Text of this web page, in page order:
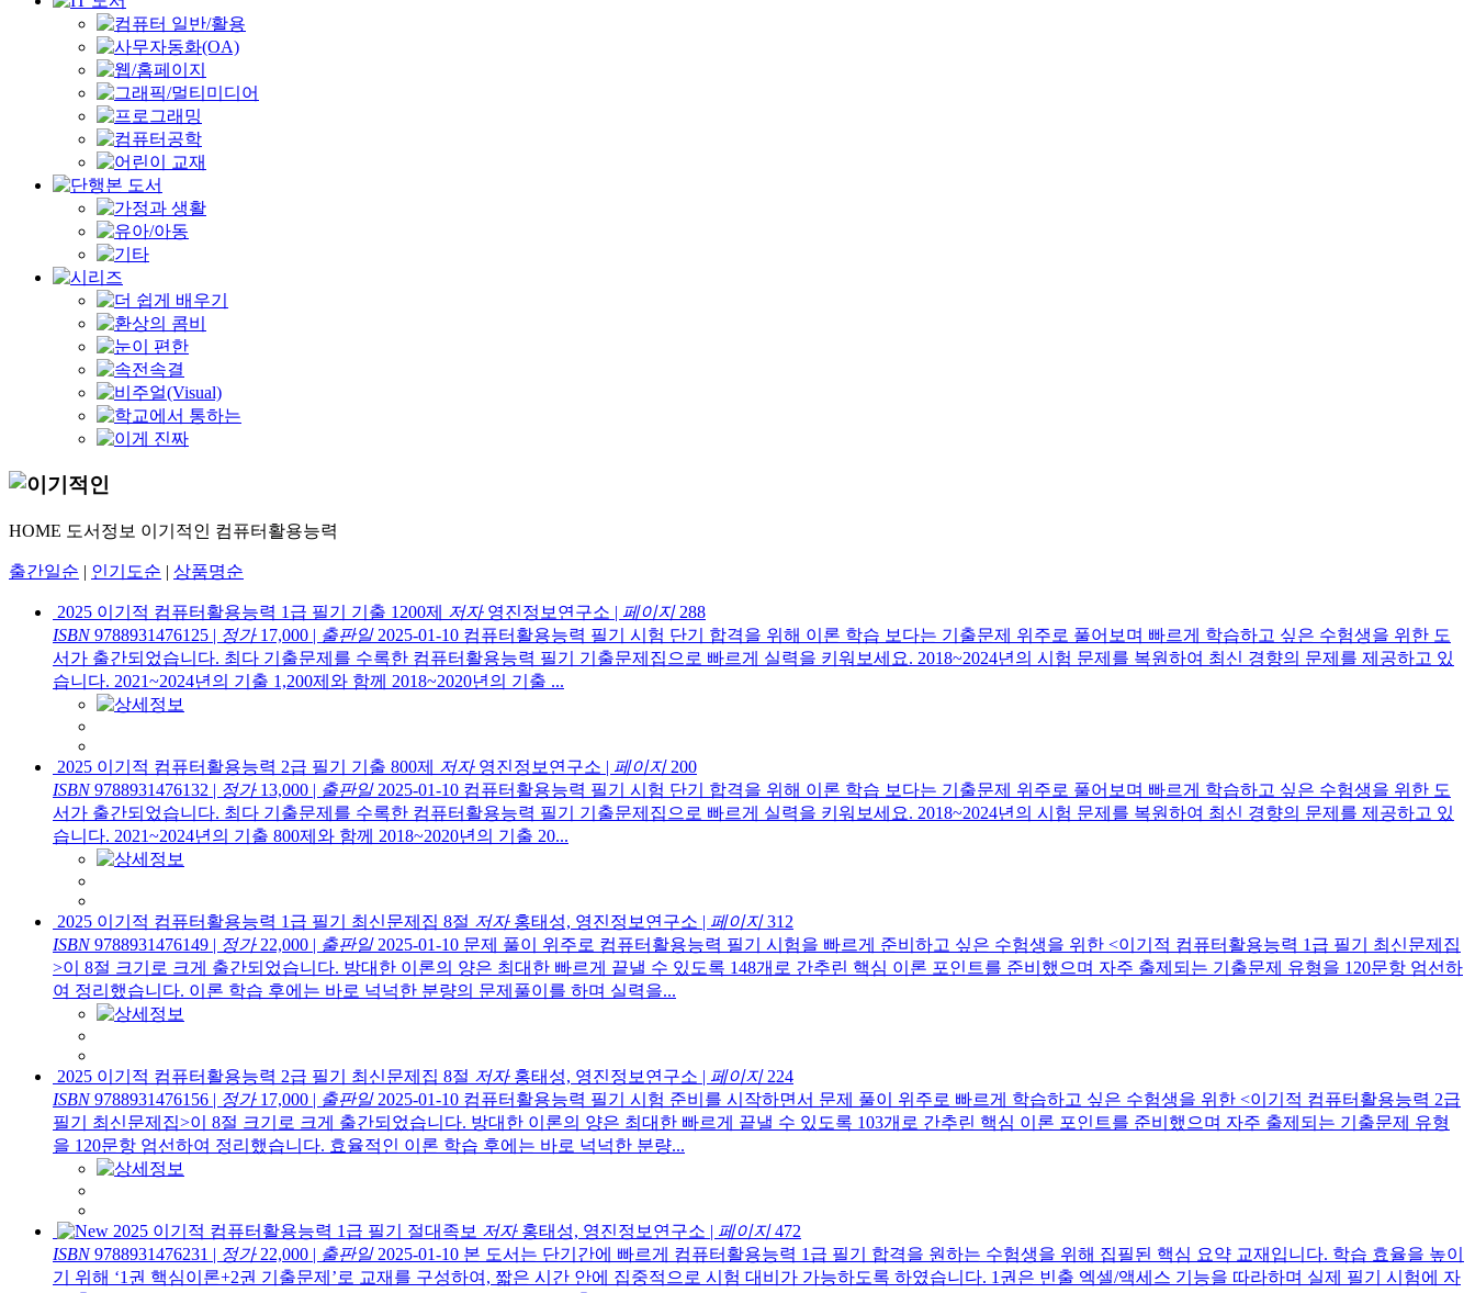
HOME 도서정보 이기적인 컴퓨터활용능력
출간일순 | 인기도순 | 상품명순
2025 이기적 컴퓨터활용능력 1급 필기 기출 1200제 저자영진정보연구소 | 페이지288
ISBN9788931476125 | 정가17,000 | 출판일2025-01-10 컴퓨터활용능력 필기 시험 단기 합격을 위해 이론 학습 보다는 기출문제 위주로 풀어보며 빠르게 학습하고 싶은 수험생을 위한 도
서가 출간되었습니다. 최다 기출문제를 수록한 컴퓨터활용능력 필기 기출문제집으로 빠르게 실력을 키워보세요. 2018~2024년의 시험 문제를 복원하여 최신 경향의 문제를 제공하고 있
습니다. 2021~2024년의 기출 1,200제와 함께 2018~2020년의 기출 ...
2025 이기적 컴퓨터활용능력 2급 필기 기출 800제 저자영진정보연구소 | 페이지200
ISBN9788931476132 | 정가13,000 | 출판일2025-01-10 컴퓨터활용능력 필기 시험 단기 합격을 위해 이론 학습 보다는 기출문제 위주로 풀어보며 빠르게 학습하고 싶은 수험생을 위한 도
서가 출간되었습니다. 최다 기출문제를 수록한 컴퓨터활용능력 필기 기출문제집으로 빠르게 실력을 키워보세요. 2018~2024년의 시험 문제를 복원하여 최신 경향의 문제를 제공하고 있
습니다. 2021~2024년의 기출 800제와 함께 2018~2020년의 기출 20...
2025 이기적 컴퓨터활용능력 1급 필기 최신문제집 8절 저자홍태성, 영진정보연구소 | 페이지312
ISBN9788931476149 | 정가22,000 | 출판일2025-01-10 문제 풀이 위주로 컴퓨터활용능력 필기 시험을 빠르게 준비하고 싶은 수험생을 위한 <이기적 컴퓨터활용능력 1급 필기 최신문제집
>이 8절 크기로 크게 출간되었습니다. 방대한 이론의 양은 최대한 빠르게 끝낼 수 있도록 148개로 간추린 핵심 이론 포인트를 준비했으며 자주 출제되는 기출문제 유형을 120문항 엄선하
여 정리했습니다. 이론 학습 후에는 바로 넉넉한 분량의 문제풀이를 하며 실력을...
2025 이기적 컴퓨터활용능력 2급 필기 최신문제집 8절 저자홍태성, 영진정보연구소 | 페이지224
ISBN9788931476156 | 정가17,000 | 출판일2025-01-10 컴퓨터활용능력 필기 시험 준비를 시작하면서 문제 풀이 위주로 빠르게 학습하고 싶은 수험생을 위한 <이기적 컴퓨터활용능력 2급
필기 최신문제집>이 8절 크기로 크게 출간되었습니다. 방대한 이론의 양은 최대한 빠르게 끝낼 수 있도록 103개로 간추린 핵심 이론 포인트를 준비했으며 자주 출제되는 기출문제 유형
을 120문항 엄선하여 정리했습니다. 효율적인 이론 학습 후에는 바로 넉넉한 분량...
2025 이기적 컴퓨터활용능력 1급 필기 절대족보 저자홍태성, 영진정보연구소 | 페이지472
ISBN9788931476231 | 정가22,000 | 출판일2025-01-10 본 도서는 단기간에 빠르게 컴퓨터활용능력 1급 필기 합격을 원하는 수험생을 위해 집필된 핵심 요약 교재입니다. 학습 효율을 높이
기 위해 ‘1권 핵심이론+2권 기출문제’로 교재를 구성하여, 짧은 시간 안에 집중적으로 시험 대비가 가능하도록 하였습니다. 1권은 빈출 엑셀/액세스 기능을 따라하며 실제 필기 시험에 자